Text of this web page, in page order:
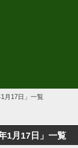
月17日」一覧
1月17日」一覧